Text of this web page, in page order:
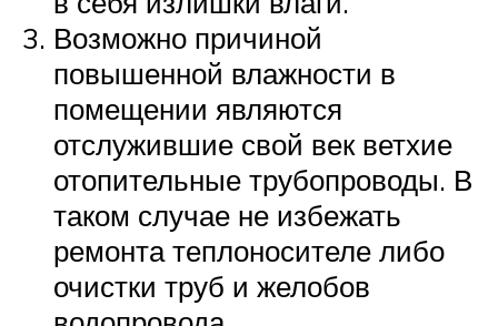
Возможно причиной
повышенной влажности в
помещении являются
отслужившие свой век ветхие
отопительные трубопроводы. В
таком случае не избежать
ремонта теплоносителе либо
очистки труб и желобов